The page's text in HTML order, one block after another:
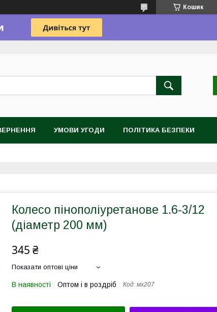
Кошик
УМОВИ УГОДИ ПОЛІТИКА БЕЗПЕКИ
Колесо пінополіуретанове 1.6-3/12
(діаметр 200 мм)
345 ₴
Показати оптові ціни
В наявності Оптом і в роздріб Код: мх207